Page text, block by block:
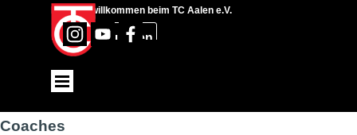
Direkt zum Seiteninhalt
Herzlich willkommen beim TC Aalen e.V.
Suchen
Coaches